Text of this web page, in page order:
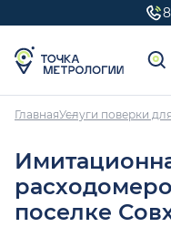
ГлавнаяУслуги поверки
поселке